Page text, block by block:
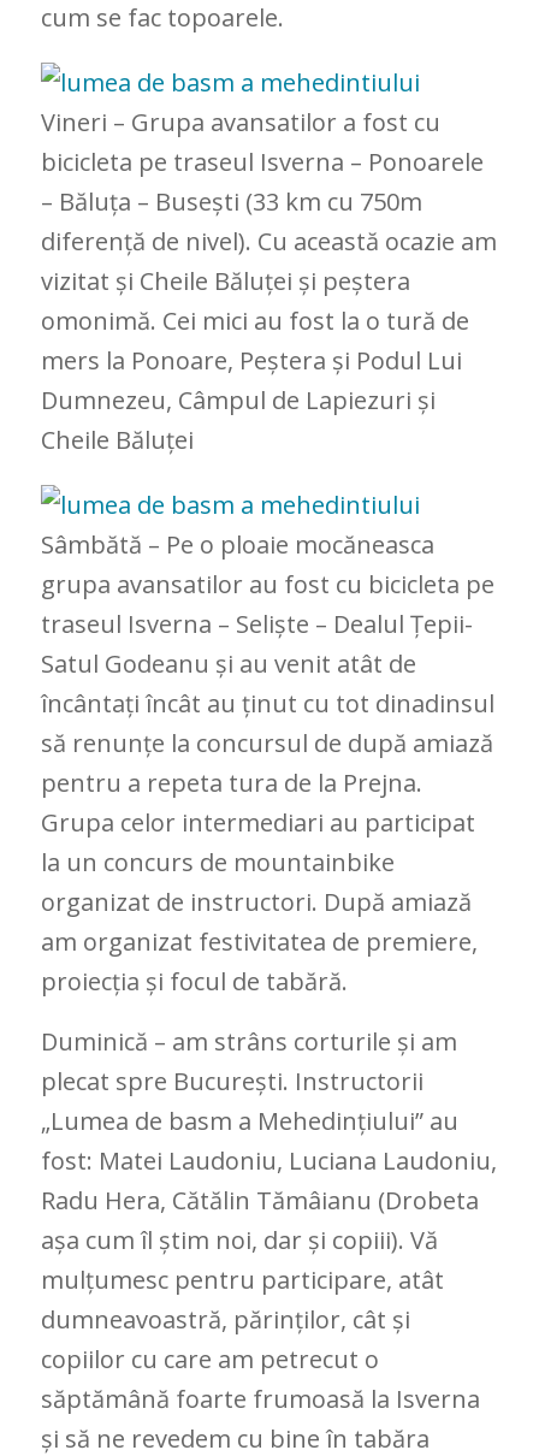
cum se fac topoarele.
Vineri – Grupa avansatilor a fost cu
bicicleta pe traseul Isverna – Ponoarele
– Băluța – Busești (33 km cu 750m
diferență de nivel). Cu această ocazie am
vizitat și Cheile Băluței și peștera
omonimă. Cei mici au fost la o tură de
mers la Ponoare, Peștera și Podul Lui
Dumnezeu, Câmpul de Lapiezuri și
Cheile Băluței
Sâmbătă – Pe o ploaie mocăneasca
grupa avansatilor au fost cu bicicleta pe
traseul Isverna – Seliște – Dealul Țepii-
Satul Godeanu și au venit atât de
încântați încât au ținut cu tot dinadinsul
să renunțe la concursul de după amiază
pentru a repeta tura de la Prejna.
Grupa celor intermediari au participat
la un concurs de mountainbike
organizat de instructori. După amiază
am organizat festivitatea de premiere,
proiecția și focul de tabără.
Duminică – am strâns corturile și am
plecat spre București. Instructorii
„Lumea de basm a Mehedințiului” au
fost: Matei Laudoniu, Luciana Laudoniu,
Radu Hera, Cătălin Tămâianu (Drobeta
așa cum îl știm noi, dar și copiii). Vă
mulțumesc pentru participare, atât
dumneavoastră, părinților, cât și
copiilor cu care am petrecut o
săptămână foarte frumoasă la Isverna
și să ne revedem cu bine în tabăra